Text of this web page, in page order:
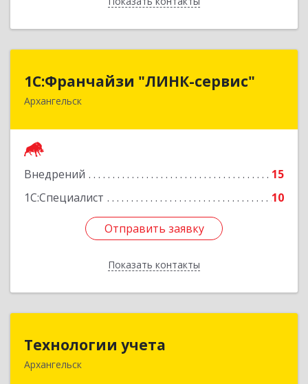
1С:Франчайзи "ЛИНК-сервис"
Архангельск
Внедрений
15
1С:Специалист
10
Отправить заявку
Показать контакты
1С:Франчайзи "ЛИНК-сервис"
163000, Архангельская обл, Архангельск г,
Отправить заявку
Назад
Технологии учета
Архангельск163000, Архангельская обл, Архангельск г,